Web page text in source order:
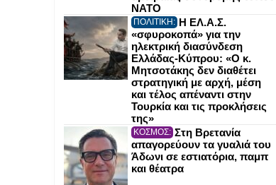
NATO
ΠΟΛΙΤΙΚΗ: Η ΕΛ.Α.Σ.
«σφυροκοπά» για την
ηλεκτρική διασύνδεση
Ελλάδας-Κύπρου: «Ο κ.
Μητσοτάκης δεν διαθέτει
στρατηγική με αρχή, μέση
και τέλος απέναντι στην
Τουρκία και τις προκλήσεις
της»
ΚΟΣΜΟΣ: Στη Βρετανία
απαγορεύουν τα γυαλιά του
Άδωνι σε εστιατόρια, παμπ
και θέατρα